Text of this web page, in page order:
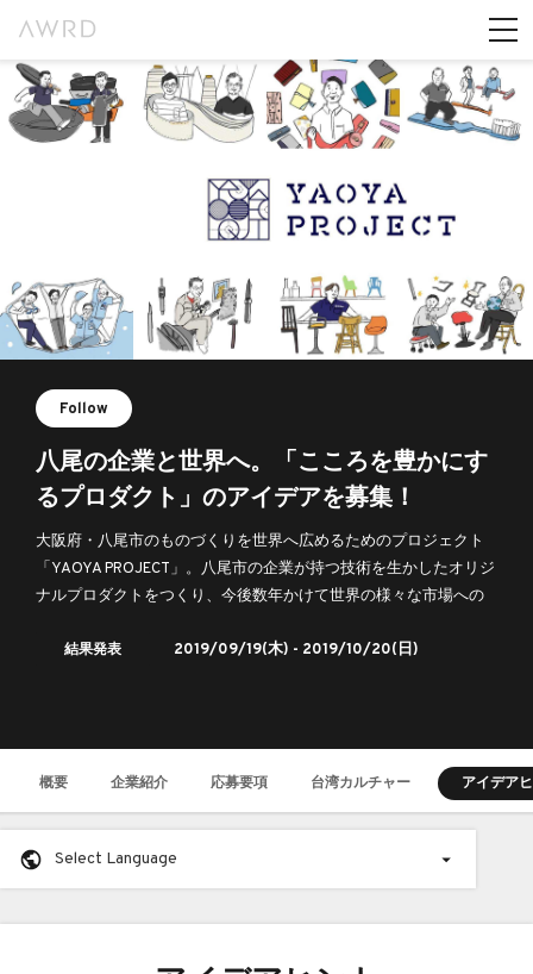
Follow
八尾の企業と世界へ。「こころを豊かにす
るプロダクト」のアイデアを募集！
大阪府・八尾市のものづくりを世界へ広めるためのプロジェクト
「YAOYA PROJECT」。八尾市の企業が持つ技術を生かしたオリジ
ナルプロダクトをつくり、今後数年かけて世界の様々な市場への
緒に台湾市場に挑戦してくれるクリエイターを募集します。
結果発表 2019/09/19(木) - 2019/10/20(日)
概要 企業紹介 応募要項 台湾カルチャー アイデア
Select Language